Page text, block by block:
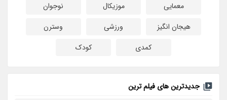
معمایی
موزیکال
نوجوان
هیجان انگیز
ورزشی
وسترن
کمدی
کودک
جدیدترین های فیلم ترین